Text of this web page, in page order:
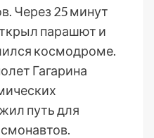
Через 25 минут
парашют и
космодроме.
Гагарина
путь для